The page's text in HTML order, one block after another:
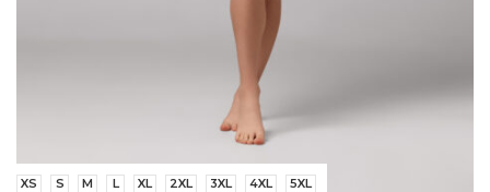
M XL 2XL 3XL 4XL 5XL